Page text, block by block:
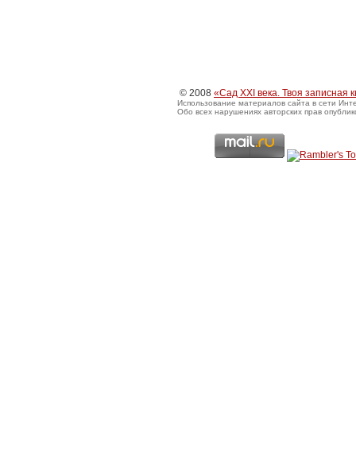
© 2008 «Сад XXI века. Твоя записная
Использование материалов сайта в сети
Обо всех нарушениях авторских прав